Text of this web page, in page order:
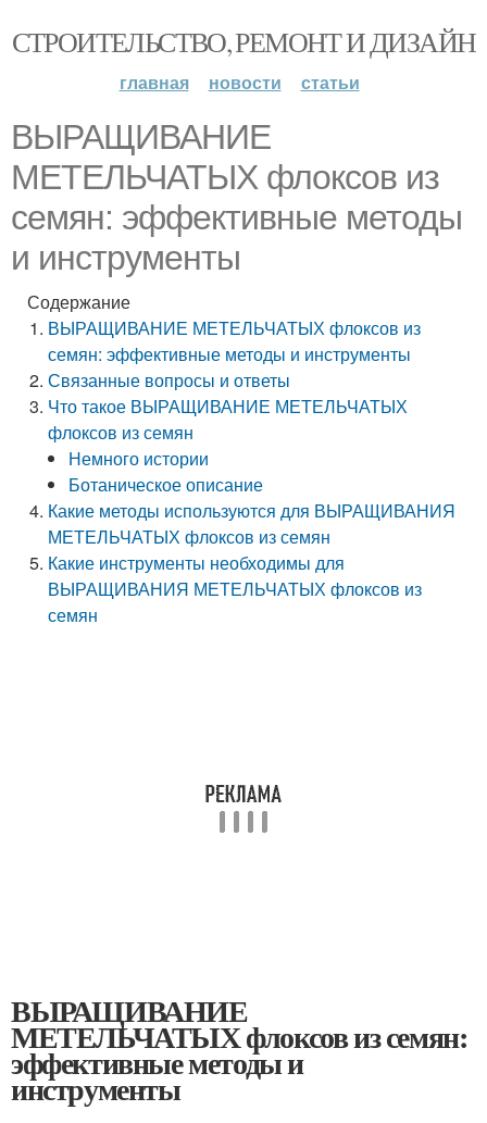
СТРОИТЕЛЬСТВО, РЕМОНТ И ДИЗАЙН
главная новости статьи
ВЫРАЩИВАНИЕ
МЕТЕЛЬЧАТЫХ флоксов из
семян: эффективные методы
и инструменты
Содержание
ВЫРАЩИВАНИЕ МЕТЕЛЬЧАТЫХ флоксов из
семян: эффективные методы и инструменты
Связанные вопросы и ответы
Что такое ВЫРАЩИВАНИЕ МЕТЕЛЬЧАТЫХ
флоксов из семян
Немного истории
Ботаническое описание
Какие методы используются для ВЫРАЩИВАНИЯ
МЕТЕЛЬЧАТЫХ флоксов из семян
Какие инструменты необходимы для
ВЫРАЩИВАНИЯ МЕТЕЛЬЧАТЫХ флоксов из
семян
ВЫРАЩИВАНИЕ
МЕТЕЛЬЧАТЫХ флоксов из семян:
эффективные методы и
инструменты